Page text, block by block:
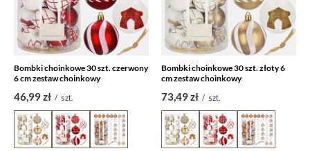
Bombki choinkowe 30 szt. czerwony
6 cm zestaw choinkowy
46,99 zł / szt.
Bombki choinkowe 30 szt. złoty 6
cm zestaw choinkowy
73,49 zł / szt.